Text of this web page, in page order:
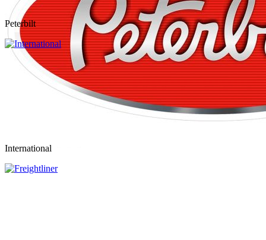
Peterbilt
International